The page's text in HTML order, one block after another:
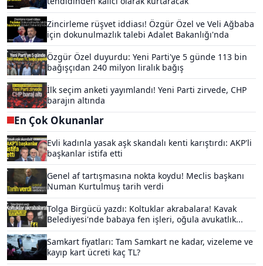
Zincirleme rüşvet iddiası! Özgür Özel ve Veli Ağbaba
için dokunulmazlık talebi Adalet Bakanlığı'nda
Özgür Özel duyurdu: Yeni Parti'ye 5 günde 113 bin
bağışçıdan 240 milyon liralık bağış
İlk seçim anketi yayımlandı! Yeni Parti zirvede, CHP
barajın altında
En Çok Okunanlar
Evli kadınla yasak aşk skandalı kenti karıştırdı: AKP'li
başkanlar istifa etti
Genel af tartışmasına nokta koydu! Meclis başkanı
Numan Kurtulmuş tarih verdi
Tolga Birgücü yazdı: Koltuklar akrabalara! Kavak
Belediyesi'nde babaya fen işleri, oğula avukatlık...
Samkart fiyatları: Tam Samkart ne kadar, vizeleme ve
kayıp kart ücreti kaç TL?